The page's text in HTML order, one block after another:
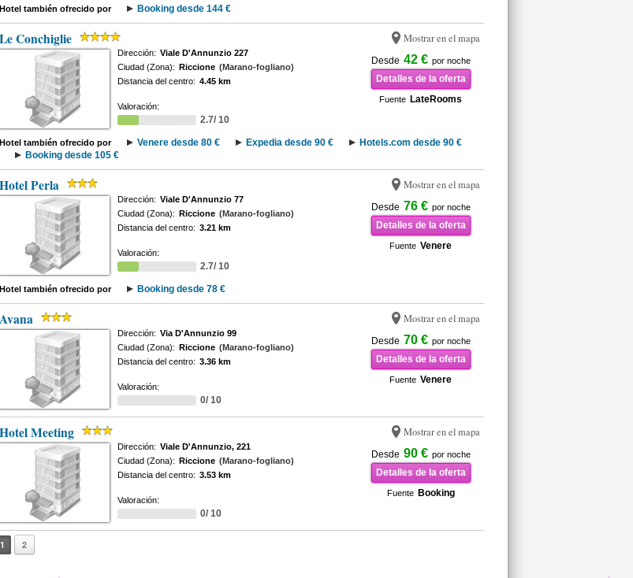
Hotel también ofrecido por Booking desde 144 €
Le Conchiglie Mostrar en el mapa
Desde 42 € por noche
Detalles de la oferta
Fuente LateRooms
Dirección: Viale D'Annunzio 227
Ciudad (Zona): Riccione (Marano-fogliano)
Distancia del centro: 4.45 km
Valoración:
2.7/ 10
Hotel también ofrecido por Venere desde 80 € Expedia desde 90 €
Hotels.com desde 90 €
Booking desde 105 €
Hotel Perla Mostrar en el mapa
Desde 76 € por noche
Detalles de la oferta
Fuente Venere
Dirección: Viale D'Annunzio 77
Ciudad (Zona): Riccione (Marano-fogliano)
Distancia del centro: 3.21 km
Valoración:
2.7/ 10
Hotel también ofrecido por Booking desde 78 €
Avana Mostrar en el mapa
Desde 70 € por noche
Detalles de la oferta
Fuente Venere
Dirección: Via D'Annunzio 99
Ciudad (Zona): Riccione (Marano-fogliano)
Distancia del centro: 3.36 km
Valoración:
0/ 10
Hotel Meeting Mostrar en el mapa
Desde 90 € por noche
Detalles de la oferta
Fuente Booking
Dirección: Viale D'Annunzio, 221
Ciudad (Zona): Riccione (Marano-fogliano)
Distancia del centro: 3.53 km
Valoración:
0/ 10
1 2